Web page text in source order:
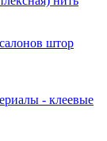
штор
- клеевые